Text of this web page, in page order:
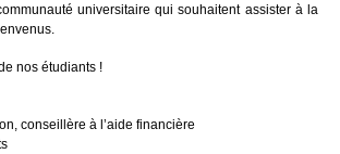
universitaire qui souhaitent assister à la
nos étudiants !
conseillère à l’aide financière